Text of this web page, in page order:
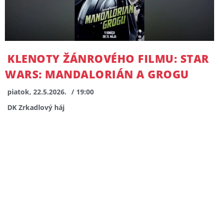
KLENOTY ŽÁNROVÉHO FILMU: STAR
WARS: MANDALORIÁN A GROGU
piatok, 22.5.2026. / 19:00
DK Zrkadlový háj